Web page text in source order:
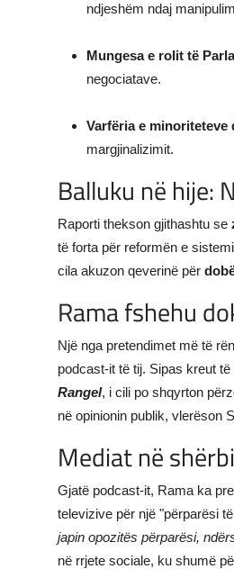
ndjeshëm ndaj
Mungesa e rolit të
negociatave.
Varfëria e minoriteteve
margjinalizimit.
Balluku në hije:
Raporti thekson gjithashtu se
të forta për reformën e
cila akuzon qeverinë për
Rama fshehu
Një nga pretendimet më të
podcast-it të tij. Sipas kreut
Rangel, i cili po shqyrton
në opinionin publik, vlerëson
Mediat në
Gjatë podcast-it, Rama ka
televizive për një "përparësi
japin opozitës përparësi,
në rrjete sociale, ku shumë